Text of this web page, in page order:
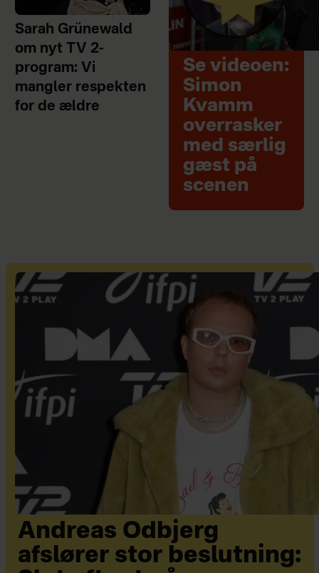
Sarah Grünewald
om nyt TV 2-
program: Vi
mangler respekten
for de ældre
Se videoen:
Simon
Kvamm
overrasker
med særlig
gæst på
scenen
Andreas Odbjerg
afslører stor beslutning: